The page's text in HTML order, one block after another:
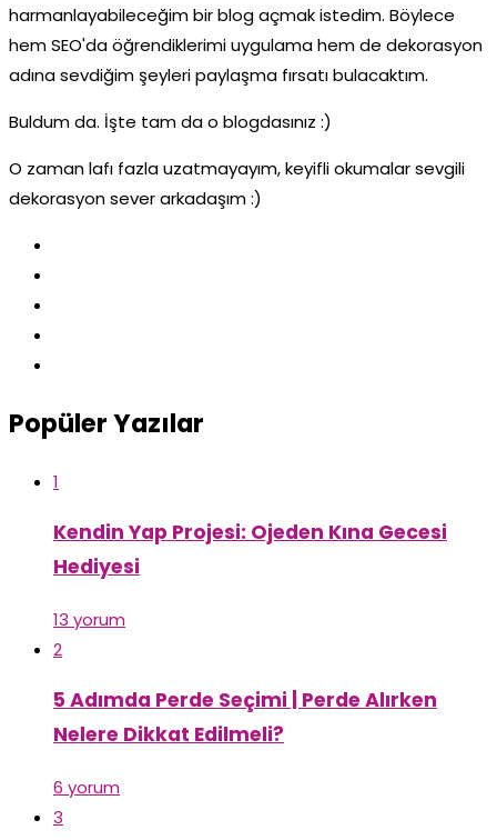
harmanlayabileceğim bir blog açmak istedim. Böylece
hem SEO'da öğrendiklerimi uygulama hem de dekorasyon
adına sevdiğim şeyleri paylaşma fırsatı bulacaktım.
Buldum da. İşte tam da o blogdasınız :)
O zaman lafı fazla uzatmayayım, keyifli okumalar sevgili
dekorasyon sever arkadaşım :)
Popüler Yazılar
1
Kendin Yap Projesi: Ojeden Kına Gecesi
Hediyesi
13 yorum
2
5 Adımda Perde Seçimi | Perde Alırken
Nelere Dikkat Edilmeli?
6 yorum
3